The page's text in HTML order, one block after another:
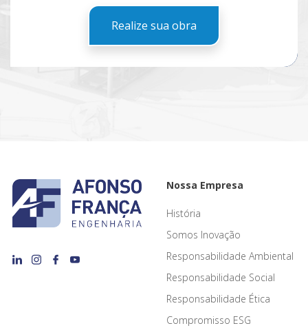
Realize sua obra
Nossa Empresa
História
Somos Inovação
Responsabilidade Ambiental
Responsabilidade Social
Responsabilidade Ética
Compromisso ESG